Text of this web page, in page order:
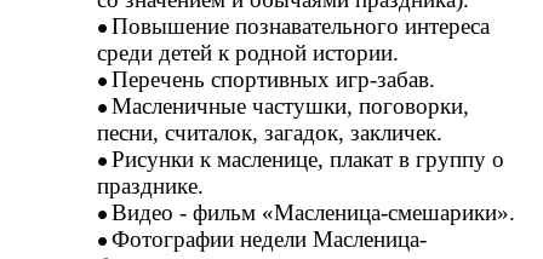
Повышение познавательного интереса
среди детей к родной истории.
Перечень спортивных игр-забав.
Масленичные частушки, поговорки,
песни, считалок, загадок, закличек.
Рисунки к масленице, плакат в группу о
празднике.
Видео - фильм «Масленица-смешарики».
Фотографии недели Масленица-